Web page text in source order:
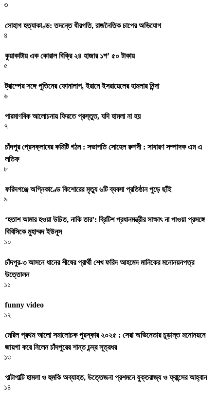
৩
সোহাগ হত্যাকাণ্ড: তদন্তে ধীরগতি, রাজনৈতিক চাপের অভিযোগ
৪
কুয়াকাটায় এক কোরাল বিক্রি ২৪ হাজার ১শ’ ৫০ টাকায়
৫
ট্রাম্পের সঙ্গে পুতিনের ফোনালাপ, ইরানে ইসরায়েলের হামলার নিন্দা
৬
পারমাণবিক আলোচনায় ফিরতে প্রস্তুত, যদি হামলা না হয়
৭
চাঁদপুর প্রেসক্লাবের কমিটি গঠন : সভাপতি সোহেল রুশদী : সাধারণ সম্পাদক এম এ
লতিফ
৮
ফরিদগঞ্জে অগ্নিকাণ্ডে কিশোরের মৃত্যু ৬টি ব্যবসা প্রতিষ্ঠান পুড়ে ছাঁই
৯
‘হতাশ আমার হওয়া উচিত, নাকি তার’: ব্রিটিশ প্রধানমন্ত্রীর সাক্ষাৎ না পাওয়া প্রসঙ্গে
বিবিসিকে মুহাম্মদ ইউনূস
১০
চাঁদপুর-৩ আসনে ধানের শীষের প্রার্থী শেখ ফরিদ আহমেদ মানিকের মনোনয়নপত্র
উত্তোলন
১১
funny video
১২
মেরিল প্রথম আলো সমালোচক পুরস্কার ২০২৫ : সেরা অভিনেতার চূড়ান্ত মনোনয়নে
জায়গা করে নিলেন চাঁদপুরের শান্ত চন্দ্র সূত্রধর
১৩
পাল্টাপাল্টি হামলা ও হুমকি অব্যাহত, উত্তেজনা প্রশমনে যুক্তরাজ্য ও ফ্রান্সের আহ্বান
১৪